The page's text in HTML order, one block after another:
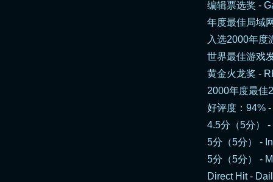
编辑票选奖 -
年度最佳局域
入选2000年度
世界最佳游戏
黄金火龙奖 -
2000年度最佳
好评度：94% -
4.5分（5分） -
5分（5分） -
5分（5分） -
Direct Hit -